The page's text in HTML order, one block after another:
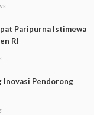
Paripurna Istimewa
RI
Inovasi Pendorong